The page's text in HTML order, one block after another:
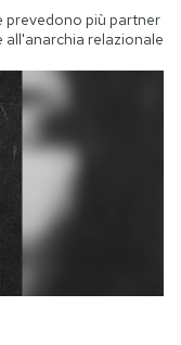
prevedono più partner
all'anarchia relazionale